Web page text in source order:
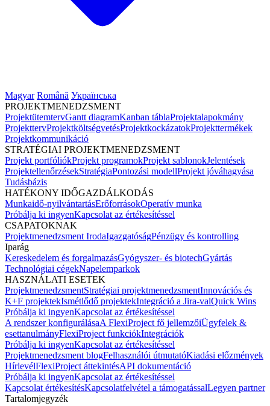
Magyar Română Українська
PROJEKTMENEDZSMENT
ProjektütemtervGantt diagramKanban táblaProjektalapokmány
ProjekttervProjektköltségvetésProjektkockázatokProjekttermékek
Projektkommunikáció
STRATÉGIAI PROJEKTMENEDZSMENT
Projekt portfóliókProjekt programokProjekt sablonokJelentések
ProjektellenőrzésekStratégiaPontozási modellProjekt jóváhagyása
Tudásbázis
HATÉKONY IDŐGAZDÁLKODÁS
Munkaidő-nyilvántartásErőforrásokOperatív munka
Próbálja ki ingyenKapcsolat az értékesítéssel
CSAPATOKNAK
Projektmenedzsment IrodaIgazgatóságPénzügy és kontrolling
Iparág
Kereskedelem és forgalmazásGyógyszer- és biotechGyártás
Technológiai cégekNapelemparkok
HASZNÁLATI ESETEK
ProjektmenedzsmentStratégiai projektmenedzsmentInnovációs és
K+F projektekIsmétlődő projektekIntegráció a Jira-valQuick Wins
Próbálja ki ingyenKapcsolat az értékesítéssel
A rendszer konfigurálásaA FlexiProject fő jellemzőiÜgyfelek &
esettanulmányFlexiProject funkciókIntegrációk
Próbálja ki ingyenKapcsolat az értékesítéssel
Projektmenedzsment blogFelhasználói útmutatóKiadási előzmények
HírlevélFlexiProject áttekintésAPI dokumentáció
Próbálja ki ingyenKapcsolat az értékesítéssel
Kapcsolat értékesítésKapcsolatfelvétel a támogatássalLegyen partner
Tartalomjegyzék